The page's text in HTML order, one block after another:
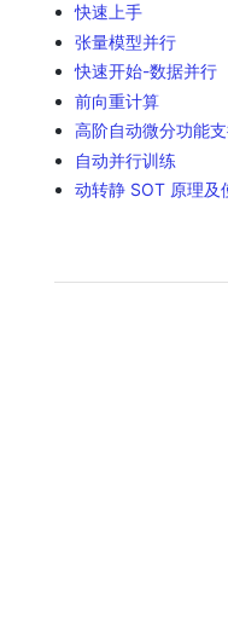
快速上手
张量模型并行
快速开始-数据并行
前向重计算
高阶自动微分功能
自动并行训练
动转静 SOT 原理及